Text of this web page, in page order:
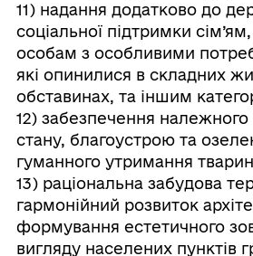
11) надання додатково до
соціальної підтримки
особам з особливими
які опинилися в складних
обставинах, та іншим
12) забезпечення належного
стану, благоустрою та
гуманного утримання
13) раціональна забудова
гармонійний розвиток
формування естетичного
вигляду населених пунктів